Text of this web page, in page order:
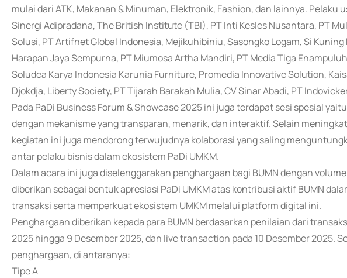
mulai dari ATK, Makanan & Minuman, Elektronik, Fashion, dan lainnya. Pelaku
Sinergi Adipradana, The British Institute (TBI), PT Inti Kesles Nusantara, PT
Solusi, PT Artifnet Global Indonesia, Mejikuhibiniu, Sasongko Logam, Si
Harapan Jaya Sempurna, PT Miumosa Artha Mandiri, PT Media Tiga
Soludea Karya Indonesia Karunia Furniture, Promedia Innovative Solution,
Djokdja, Liberty Society, PT Tijarah Barakah Mulia, CV Sinar Abadi, PT
Pada PaDi Business Forum & Showcase 2025 ini juga terdapat sesi spesial
dengan mekanisme yang transparan, menarik, dan interaktif. Selain
kegiatan ini juga mendorong terwujudnya kolaborasi yang saling
antar pelaku bisnis dalam ekosistem PaDi UMKM.
Dalam acara ini juga diselenggarakan penghargaan bagi BUMN dengan
diberikan sebagai bentuk apresiasi PaDi UMKM atas kontribusi aktif BUMN
transaksi serta memperkuat ekosistem UMKM melalui platform digital ini.
Penghargaan diberikan kepada para BUMN berdasarkan penilaian dari
2025 hingga 9 Desember 2025, dan live transaction pada 10 Desember 2025.
penghargaan, di antaranya:
Tipe A